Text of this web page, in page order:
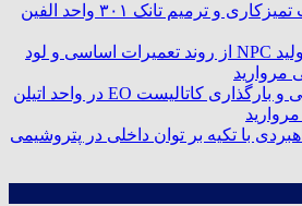
انجام موفق عملیات تمیزکاری و ترمیم تانک ۳۰۱ واحد الفین
بازدید مدیر کنترل تولید NPC از روند تعمیرات اساسی و لود
مروارید
آغاز تعمیرات اساسی و بارگذاری کاتالیست EO در واحد اتیلن
با تکیه بر توان داخلی در پتروشیمی